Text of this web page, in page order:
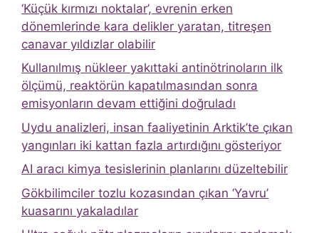
‘Küçük kırmızı noktalar’, evrenin erken
dönemlerinde kara delikler yaratan, titreşen
canavar yıldızlar olabilir
Kullanılmış nükleer yakıttaki antinötrinoların ilk
ölçümü, reaktörün kapatılmasından sonra
emisyonların devam ettiğini doğruladı
Uydu analizleri, insan faaliyetinin Arktik’te çıkan
yangınları iki kattan fazla artırdığını gösteriyor
AI aracı kimya tesislerinin planlarını düzeltebilir
Gökbilimciler tozlu kozasından çıkan ‘Yavru’
kuasarını yakaladılar